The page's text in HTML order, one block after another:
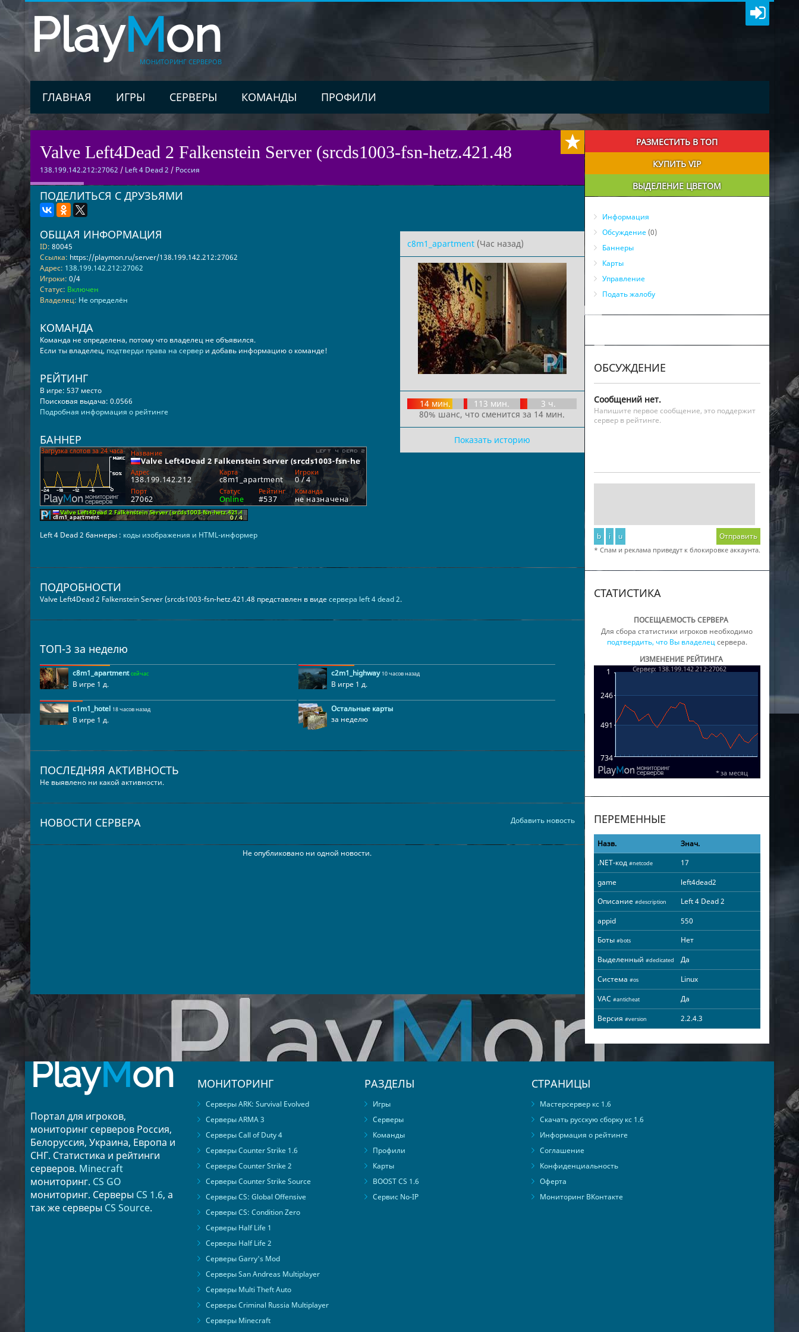
PlayMon
МОНИТОРИНГ СЕРВЕРОВ
ГЛАВНАЯ ИГРЫ СЕРВЕРЫ КОМАНДЫ ПРОФИЛИ
Valve Left4Dead 2 Falkenstein Server (srcds1003-fsn-hetz.421.48
138.199.142.212:27062 / Left 4 Dead 2 / Россия
ПОДЕЛИТЬСЯ С ДРУЗЬЯМИ
c8m1_apartment(Час назад)
14 мин. 113 мин.
3 ч.
80% шанс, что сменится за 14 мин.
Показать историю
ОБЩАЯ ИНФОРМАЦИЯ
ID: 80045
Ссылка: https://playmon.ru/server/138.199.142.212:27062
Адрес: 138.199.142.212:27062
Игроки: 0/4
Статус: Включен
Владелец: Не определён
КОМАНДА
Команда не определена, потому что владелец не объявился.
Если ты владелец, подтверди права на сервери добавь информацию о команде!
РЕЙТИНГ
В игре: 537 место
Поисковая выдача: 0.0566
Подробная информация о рейтинге
БАННЕР
Left 4 Dead 2 баннеры : коды изображения и HTML-информер
ПОДРОБНОСТИ
Valve Left4Dead 2 Falkenstein Server (srcds1003-fsn-hetz.421.48 представлен в видесервера left 4 dead 2.
ТОП-3 за неделю
c8m1_apartment сейчас
В игре 1 д.
c2m1_highway 10 часов назад
В игре 1 д.
c1m1_hotel 18 часов назад
В игре 1 д.
Остальные карты
за неделю
ПОСЛЕДНЯЯ АКТИВНОСТЬ
Не выявлено ни какой активности.
Добавить новость
НОВОСТИ СЕРВЕРА
Не опубликовано ни одной новости.
РАЗМЕСТИТЬ В ТОП
КУПИТЬ VIP
ВЫДЕЛЕНИЕ ЦВЕТОМ
Информация
Обсуждение(0)
Баннеры
Карты
Управление
Подать жалобу
ОБСУЖДЕНИЕ
Сообщений нет.
Напишите первое сообщение, это поддержит
сервер в рейтинге.
b i u Отправить
* Спам и реклама приведут к блокировке аккаунта.
СТАТИСТИКА
ПОСЕЩАЕМОСТЬ СЕРВЕРА
Для сбора статистики игроков необходимо
подтвердить, что Вы владелецсервера.
ИЗМЕНЕНИЕ РЕЙТИНГА
ПЕРЕМЕННЫЕ
Назв.
Знач.
.NET-код #netcode
17
game
left4dead2
Описание #description
Left 4 Dead 2
appid
550
Боты #bots
Нет
Выделенный #dedicated
Да
Система #os
Linux
VAC #anticheat
Да
Версия #version 2.2.4.3
PlayMon
Портал для игроков,
мониторинг серверов Россия,
Белоруссия, Украина, Европа и
СНГ. Статистика и рейтинги
серверов. Minecraft
мониторинг. CS GO
мониторинг. Серверы CS 1.6, а
так же серверы CS Source.
МОНИТОРИНГ
Серверы ARK: Survival Evolved
Серверы ARMA 3
Серверы Call of Duty 4
Серверы Counter Strike 1.6
Серверы Counter Strike 2
Серверы Counter Strike Source
Серверы CS: Global Offensive
Серверы CS: Condition Zero
Серверы Half Life 1
Серверы Half Life 2
Серверы Garry's Mod
Серверы San Andreas Multiplayer
Серверы Multi Theft Auto
Серверы Criminal Russia Multiplayer
Серверы Minecraft
РАЗДЕЛЫ
Игры
Серверы
Команды
Профили
Карты
BOOST CS 1.6
Сервис No-IP
СТРАНИЦЫ
Мастерсервер кс 1.6
Скачать русскую сборку кс 1.6
Информация о рейтинге
Соглашение
Конфиденциальность
Оферта
Мониторинг ВКонтакте